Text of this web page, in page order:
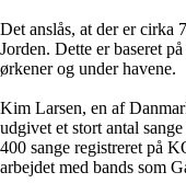
Det anslås, at der er
Jorden. Dette er baseret
ørkener og under havene.
Kim Larsen, en af
udgivet et stort antal
400 sange registreret på
arbejdet med bands som